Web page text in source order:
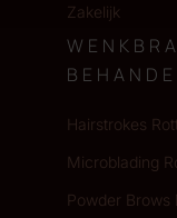
Zakelijk
Hairstrokes
Microblading
Powder Brows